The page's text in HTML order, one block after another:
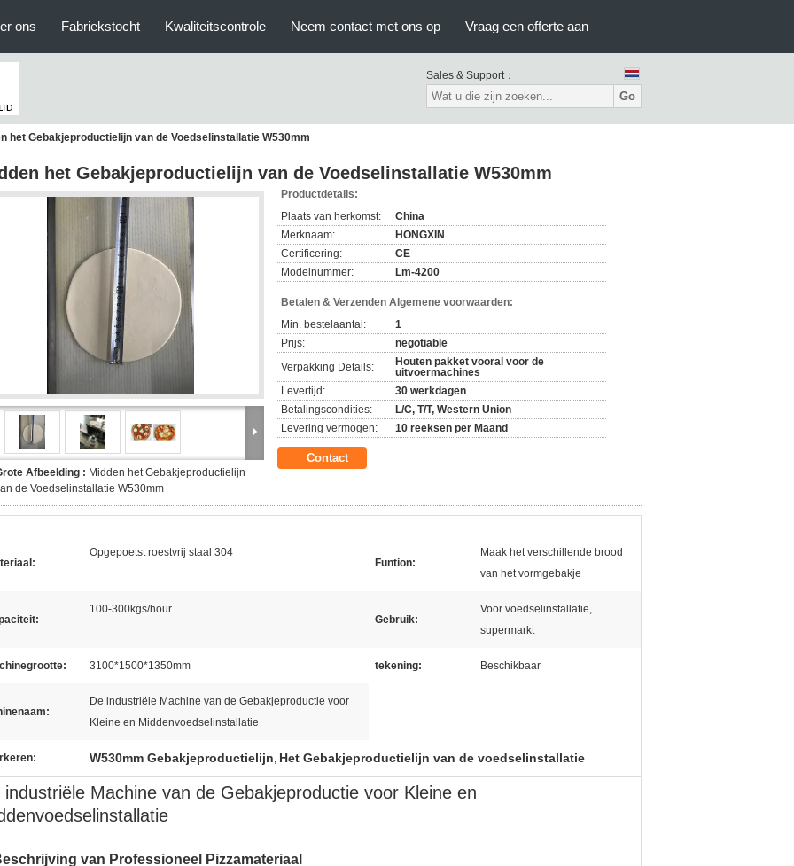
ons Fabriekstocht Kwaliteitscontrole Neem contact met ons op Vraag een offerte aan
Sales & Support：
Go
het Gebakjeproductielijn van de Voedselinstallatie W530mm
het Gebakjeproductielijn van de Voedselinstallatie W530mm
Afbeelding : Midden het Gebakjeproductielijn
de Voedselinstallatie W530mm
Productdetails:
Plaats van herkomst:
China
Merknaam:
HONGXIN
Certificering:
CE
Modelnummer:
Lm-4200
Betalen & Verzenden Algemene voorwaarden:
Min. bestelaantal:
1
Prijs:
negotiable
Verpakking Details:
Houten pakket vooral voor de
uitvoermachines
Levertijd:
30 werkdagen
Betalingscondities:
L/C, T/T, Western Union
Levering vermogen:
10 reeksen per Maand
Contact
Opgepoetst roestvrij staal 304
Funtion:
Maak het verschillende brood
van het vormgebakje
100-300kgs/hour
Gebruik:
Voor voedselinstallatie,
supermarkt
3100*1500*1350mm tekening: Beschikbaar
De industriële Machine van de Gebakjeproductie voor
Kleine en Middenvoedselinstallatie
W530mm Gebakjeproductielijn, Het Gebakjeproductielijn van de voedselinstallatie
industriële Machine van de Gebakjeproductie voor Kleine en
van Professioneel Pizzamateriaal